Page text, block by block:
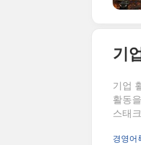
기업
활동
스태
경영어